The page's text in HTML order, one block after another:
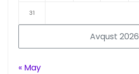
Avqust 2026
31
« May